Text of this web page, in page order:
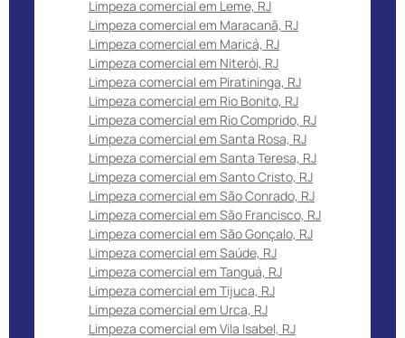
Limpeza comercial em Leme, RJ
Limpeza comercial em Maracanã, RJ
Limpeza comercial em Maricá, RJ
Limpeza comercial em Niterói, RJ
Limpeza comercial em Piratininga, RJ
Limpeza comercial em Rio Bonito, RJ
Limpeza comercial em Rio Comprido, RJ
Limpeza comercial em Santa Rosa, RJ
Limpeza comercial em Santa Teresa, RJ
Limpeza comercial em Santo Cristo, RJ
Limpeza comercial em São Conrado, RJ
Limpeza comercial em São Francisco, RJ
Limpeza comercial em São Gonçalo, RJ
Limpeza comercial em Saúde, RJ
Limpeza comercial em Tanguá, RJ
Limpeza comercial em Tijuca, RJ
Limpeza comercial em Urca, RJ
Limpeza comercial em Vila Isabel, RJ